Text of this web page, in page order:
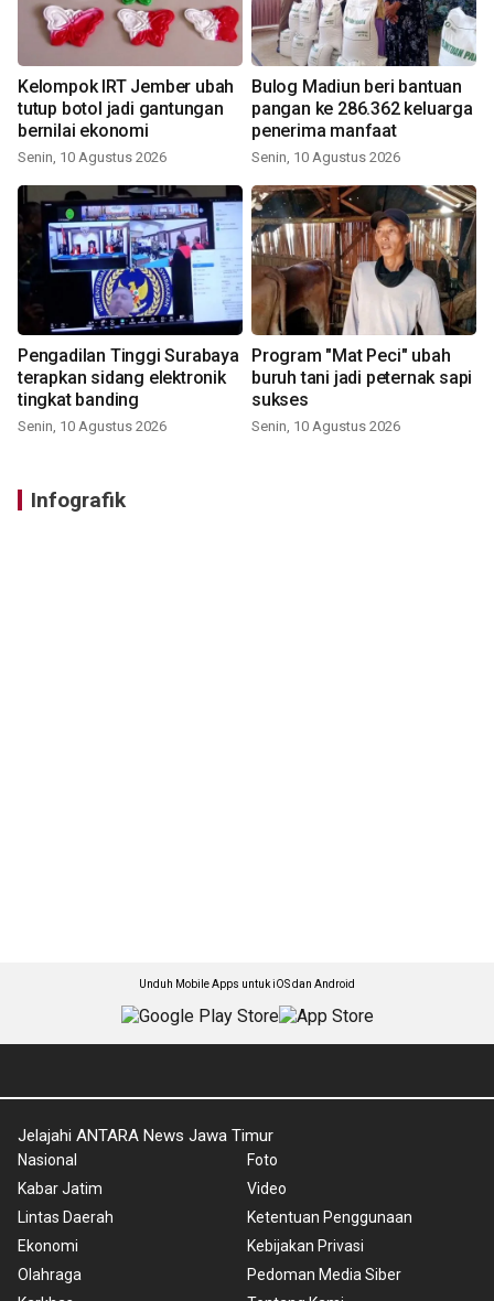
Kelompok IRT Jember ubah
tutup botol jadi gantungan
bernilai ekonomi
Senin, 10 Agustus 2026
Bulog Madiun beri bantuan
pangan ke 286.362 keluarga
penerima manfaat
Senin, 10 Agustus 2026
Pengadilan Tinggi Surabaya
terapkan sidang elektronik
tingkat banding
Senin, 10 Agustus 2026
Program "Mat Peci" ubah
buruh tani jadi peternak sapi
sukses
Senin, 10 Agustus 2026
Infografik
Unduh Mobile Apps untuk iOS dan Android
Jelajahi ANTARA News Jawa Timur
Nasional
Kabar Jatim
Lintas Daerah
Ekonomi
Olahraga
Foto
Video
Ketentuan Penggunaan
Kebijakan Privasi
Pedoman Media Siber